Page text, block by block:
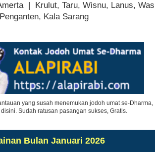
| Krulut, Taru, Wisnu, Lanus, Was
Penganten, Kala Sarang
yang susah menemukan jodoh umat se-Dharma,
Sudah ratusan pasangan sukses, Gratis.
Bulan Januari 2026